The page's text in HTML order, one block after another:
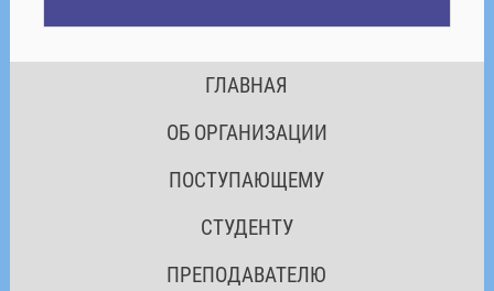
ГЛАВНАЯ
ОБ ОРГАНИЗАЦИИ
ПОСТУПАЮЩЕМУ
СТУДЕНТУ
ПРЕПОДАВАТЕЛЮ